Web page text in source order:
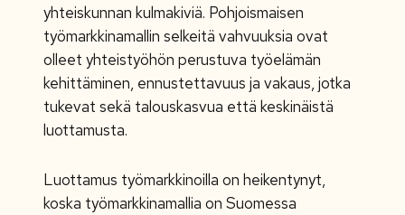
yhteiskunnan kulmakiviä. Pohjoismaisen
työmarkkinamallin selkeitä vahvuuksia ovat
olleet yhteistyöhön perustuva työelämän
kehittäminen, ennustettavuus ja vakaus, jotka
tukevat sekä talouskasvua että keskinäistä
luottamusta.
Luottamus työmarkkinoilla on heikentynyt,
koska työmarkkinamallia on Suomessa